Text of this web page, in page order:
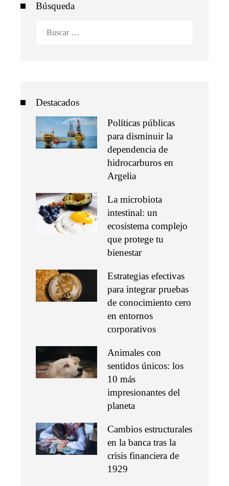
Búsqueda
Destacados
Políticas públicas
para disminuir la
dependencia de
hidrocarburos en
Argelia
La microbiota
intestinal: un
ecosistema complejo
que protege tu
bienestar
Estrategias efectivas
para integrar pruebas
de conocimiento cero
en entornos
corporativos
Animales con
sentidos únicos: los
10 más
impresionantes del
planeta
Cambios estructurales
en la banca tras la
crisis financiera de
1929